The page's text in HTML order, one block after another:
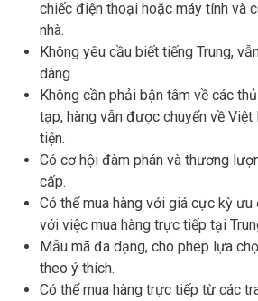
chiếc điện thoại hoặc máy tính và
nhà.
Không yêu cầu biết tiếng Trung,
dàng.
Không cần phải bận tâm về các
tạp, hàng vẫn được chuyển về Việt
tiện.
Có cơ hội đàm phán và thương
cấp.
Có thể mua hàng với giá cực kỳ ưu
với việc mua hàng trực tiếp tại
Mẫu mã đa dạng, cho phép lựa
theo ý thích.
Có thể mua hàng trực tiếp từ các